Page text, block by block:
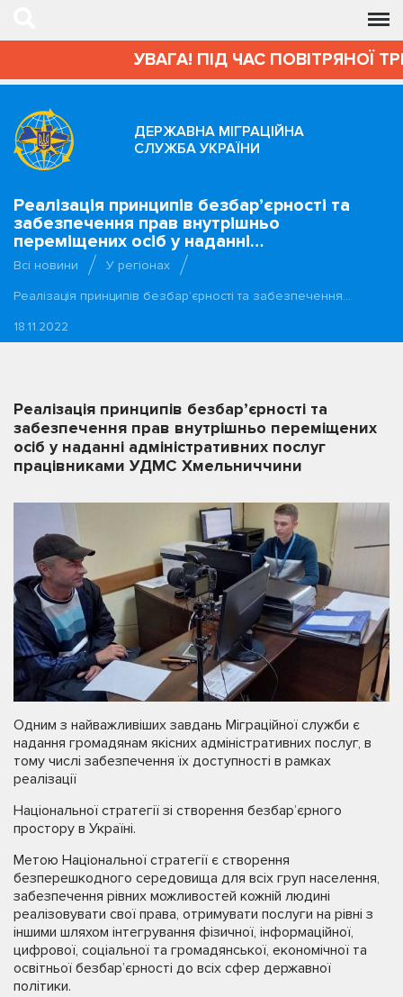
УВАГА! ПІД ЧАС ПОВІТРЯНОЇ
ДЕРЖАВНА МІГРАЦІЙНА
СЛУЖБА УКРАЇНИ
Реалізація принципів безбар’єрності та
забезпечення прав внутрішньо
переміщених осіб у наданні…
Всі новини
У регіонах
Реалізація принципів безбар’єрності та забезпечення…
18.11.2022
Реалізація принципів безбар’єрності та
забезпечення прав внутрішньо переміщених
осіб у наданні адміністративних послуг
працівниками УДМС Хмельниччини
Одним з найважливіших завдань Міграційної служби є
надання громадянам якісних адміністративних послуг, в
тому числі забезпечення їх доступності в рамках
реалізації
Національної стратегії зі створення безбар’єрного
простору в Україні.
Метою Національної стратегії є створення
безперешкодного середовища для всіх груп населення,
забезпечення рівних можливостей кожній людині
реалізовувати свої права, отримувати послуги на рівні з
іншими шляхом інтегрування фізичної, інформаційної,
цифрової, соціальної та громадянської, економічної та
освітньої безбар’єрності до всіх сфер державної
політики.